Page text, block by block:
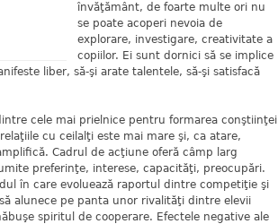
învăţământ, de foarte multe ori nu
se poate acoperi nevoia de
explorare, investigare, creativitate a
copiilor. Ei sunt dornici să se implice
liber, să-şi arate talentele, să-şi satisfacă
mai prielnice pentru formarea conştiinţei
cu ceilalţi este mai mare şi, ca atare,
Cadrul de acţiune oferă câmp larg
preferinţe, interese, capacităţi, preocupări.
în care evoluează raportul dintre competiţie şi
alunece pe panta unor rivalităţi dintre elevii
spiritul de cooperare. Efectele negative ale